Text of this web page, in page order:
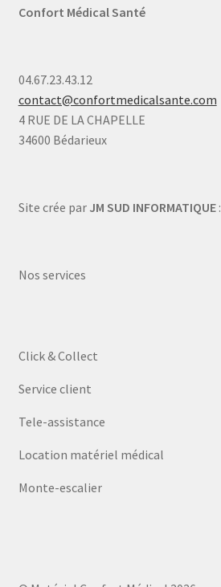
Confort Médical Santé
04.67.23.43.12
contact@confortmedicalsante.com
4 RUE DE LA CHAPELLE
34600 Bédarieux
Site crée par JM SUD INFORMATIQUE:
Nos services
Click & Collect
Service client
Tele-assistance
Location matériel médical
Monte-escalier